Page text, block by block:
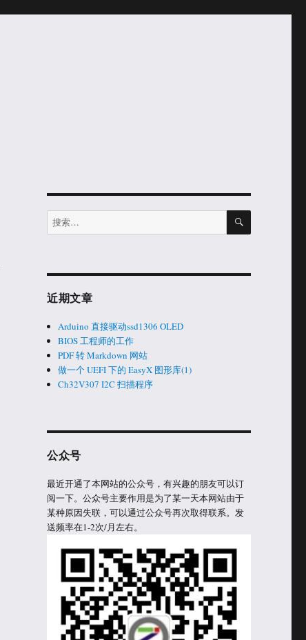
搜
索：
搜
近期文章
Arduino 直接驱动ssd1306 OLED
BIOS 工程师的工作
PDF 转 Markdown 网站
做一个 UEFI 下的 EasyX 图形库(1)
Ch32V307 I2C 扫描程序
公众号
最近开通了本网站的公众号，有兴趣的朋友可以订
阅一下。公众号主要作用是为了某一天本网站由于
某种原因失联，可以通过公众号再次取得联系。发
送频率在1-2次/月左右。